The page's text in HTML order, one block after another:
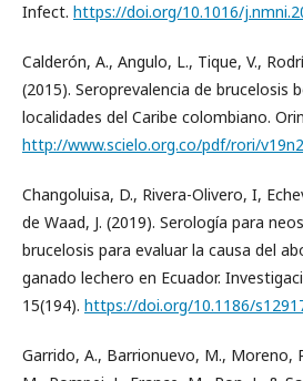
Infect. https://doi.org/10.1016/
Calderón, A., Angulo, L., Tique, V.,
(2015). Seroprevalencia de brucelosis
localidades del Caribe colombiano.
http://www.scielo.org.co/pdf/rori/
Changoluisa, D., Rivera-Olivero, I,
de Waad, J. (2019). Serología para
brucelosis para evaluar la causa del
ganado lechero en Ecuador.
15(194). https://doi.org/10.1186/
Garrido, A., Barrionuevo, M., Moreno,